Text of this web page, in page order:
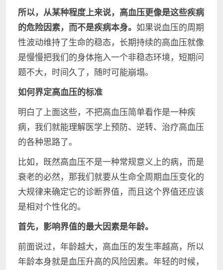
所以，从某种程度上来说，高血压更像是这些疾病
的危险因素，而不是疾病本身。 如果说血压的周期
性波动维持了生命的稳态，长期持续的高血压就像
是慢慢把我们的身体拖入一个非稳态环境，短期问
题不大，时间久了，随时可能崩塌。
如何界定高血压的标准
明白了上面这些，不把高血压简单看作是一种疾
病，我们就能理解医学上预防、逆转、治疗高血压
的各种思路了。
比如，既然高血压不是一种常规意义上的病，而是
衰老的必然，那我们就要从生命全周期血压变化的
大规律来确定它的诊断界值，而且这个界值还应该
是相对个性化的。
首先，影响界值的最大因素是年龄。
前面说过，年龄越大，高血压的发生率越高，所以
年龄本身就是血压升高的风险因素。年轻的时候，